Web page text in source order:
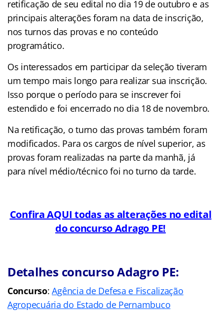
retificação de seu edital no dia 19 de outubro e as
principais alterações foram na data de inscrição,
nos turnos das provas e no conteúdo
programático.
Os interessados em participar da seleção tiveram
um tempo mais longo para realizar sua inscrição.
Isso porque o período para se inscrever foi
estendido e foi encerrado no dia 18 de novembro.
Na retificação, o turno das provas também foram
modificados. Para os cargos de nível superior, as
provas foram realizadas na parte da manhã, já
para nível médio/técnico foi no turno da tarde.
Confira AQUI todas as alterações no edital
do concurso Adrago PE!
Detalhes concurso Adagro PE:
Concurso:Agência de Defesa e Fiscalização
Agropecuária do Estado de Pernambuco